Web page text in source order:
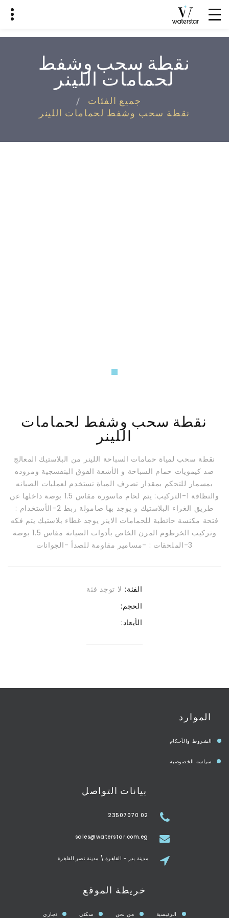
نقطة سحب وشفط
لحمامات اللينر
جميع الفئات
نقطة سحب وشفط لحمامات اللينر
نقطة سحب وشفط لحمامات
اللينر
نقطة سحب لمياة حمامات السباحة اللينر من البلاستيك المعالج
ضد كيمويات حمام السباحة و الأشعة الفوق البنفسجية ومزوده
بمسمار للتحكم بمقدار تصرف المياة تستخدم لعمليات الصيانه
والنظافة 1-التركيب: يتم لحام ماسورة مقاس 1.5 بوصة داخلها عن
طريق الغراء البلاستيك و يوجد بها صامولة ربط 2-الأستخدام :
فتحة مكنسة حائطية للحمامات الاينر يوجد غطاء بلاستيك يتم فكه
وتركيب الخرطوم المرن الخاص بأدوات الصيانة مقاس 1.5 بوصة
3-الملحقات : -مسامير مقاومة للصدأ -الجوانات
الفئة: لا توجد فئة
الحجم:
الأبعاد:
الموارد
الشروط والأحكام
سياسة الخصوصية
بيانات التواصل
02 23507070
sales@waterstar.com.eg
مدينة بدر - القاهرة \ مدينة نصر القاهرة
خريطة الموقع
الرئيسية من نحن سكني تجاري